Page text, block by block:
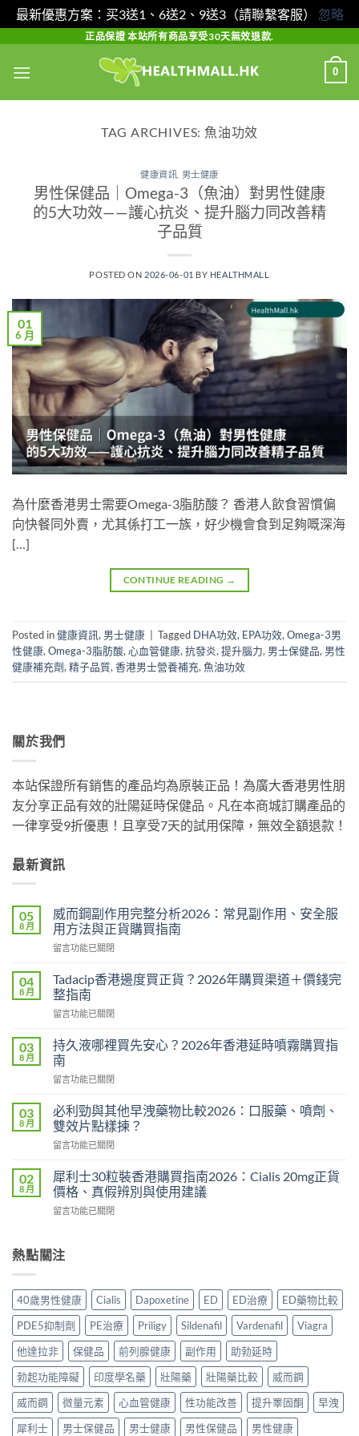
最新優惠方案：买3送1、6送2、9送3（請聯繫客服） 忽略
content
正品保證 本站所有商品享受30天無效退款.
0
TAG ARCHIVES: 魚油功效
健康資訊 男士健康
男性保健品｜Omega-3（魚油）對男性健康
的5大功效——護心抗炎、提升腦力同改善精
子品質
POSTED ON 2026-06-01 BY HEALTHMALL
01
6 月
為什麼香港男士需要Omega-3脂肪酸？ 香港人飲食習慣偏
向快餐同外賣，尤其係打工一族，好少機會食到足夠嘅深海
[…]
CONTINUE READING →
Posted in健康資訊, 男士健康 Tagged DHA功效, EPA功效,Omega-3男
性健康,Omega-3脂肪酸,心血管健康,抗發炎,提升腦力, 男士保健品, 男性
健康補充劑,精子品質,香港男士營養補充,魚油功效
關於我們
本站保證所有銷售的產品均為原裝正品！為廣大香港男性朋
友分享正品有效的壯陽延時保健品。凡在本商城訂購產品的
一律享受9折優惠！且享受7天的試用保障，無效全額退款！
最新資訊
05
8 月
威而鋼副作用完整分析2026：常見副作用、安全服
用方法與正貨購買指南
在
而
鋼
副
作
完
整
分
析
常
見
作
安
全
服
法
與
貨
購
買
指
南〉
中
留言功能已關閉
04
8 月
Tadacip香港邊度買正貨？2026年購買渠道＋價錢完
整指南
在
香
港
邊
度
正
貨？
2026
年
買
渠
＋
完
南〉
中
留言功能已關閉
03
8 月
持久液哪裡買先安心？2026年香港延時噴霧購買指
南
在
久
液
哪
裡
先
安
心？
2026
港
噴
霧
購
買
指
南〉
中
留言功能已關閉
03
8 月
必利勁與其他早洩藥物比較2026：口服藥、噴劑、
雙效片點樣揀？
在
利
勁
與
其
洩
比
較
2026：
口
服
藥、
噴
劑、
效
留言功能已關閉
02
8 月
犀利士30粒裝香港購買指南2026：Cialis 20mg正貨
價格、真假辨別與使用建議
在
士
30
裝
香
港
購
買
指
南
2026：
Cialis
20mg
留言功能已關閉
熱點關注
40歲男性健康 Cialis Dapoxetine ED ED治療
ED藥物比較
PDE5抑制劑
PE治療 Priligy Sildenafil Vardenafil
Viagra
他達拉非
保健品 前列腺健康 副作用
助勃延時
勃起功能障礙
印度學名藥 壯陽藥 壯陽藥比較
威而鋼
威而鋼
微量元素 心血管健康 性功能改善 提升睪固酮
早洩
犀利士
男士保健品 男士健康 男性保健品 男性健康